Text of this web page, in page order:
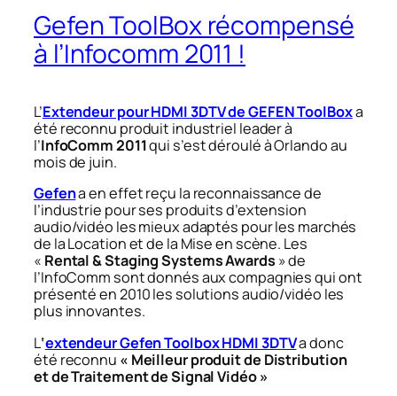
Gefen ToolBox récompensé
à l’Infocomm 2011 !
L’Extendeur pour HDMI 3DTV de GEFEN ToolBoxa
été reconnu produit industriel leader à
l’InfoComm 2011qui s’est déroulé à Orlando au
mois de juin.
Gefena en effet reçu la reconnaissance de
l’industrie pour ses produits d’extension
audio/vidéo les mieux adaptés pour les marchés
de la Location et de la Mise en scène. Les
« Rental & Staging Systems Awards » de
l’InfoComm sont donnés aux compagnies qui ont
présenté en 2010 les solutions audio/vidéo les
plus innovantes.
L‘extendeur Gefen Toolbox HDMI 3DTVa donc
été reconnu « Meilleur produit de Distribution
et de Traitement de Signal Vidéo »